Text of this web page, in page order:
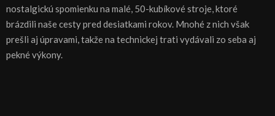
nostalgickú spomienku na malé, 50-kubíkové stroje, ktoré
brázdili naše cesty pred desiatkami rokov. Mnohé z nich však
prešli aj úpravami, takže na technickej trati vydávali zo seba aj
pekné výkony.